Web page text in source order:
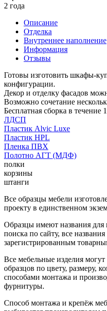
2 года
Описание
Отделка
Внутреннее наполнение
Информация
Отзывы
Готовы изготовить шкафы-
конфигурации.
Декор и отделку фасадов
Возможно сочетание
Бесплатная сборка в течение
ЛДСП
Пластик Alvic Luxe
Пластик HPL
Пленка ПВХ
Полотно АГТ (МДФ)
полки
корзины
штанги
Все образцы мебели
проекту в единственном
Образцы имеют названия для
поиска по сайту, все
зарегистрированным
Все мебельные изделия
образцов по цвету, размеру,
способами монтажа и
фурнитуры.
Способ монтажа и крепёж